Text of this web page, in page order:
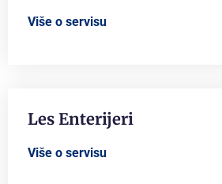
Više o servisu
Les Enterijeri
Više o servisu